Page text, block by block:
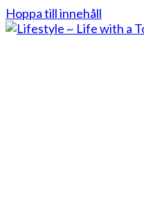
Hoppa till innehåll